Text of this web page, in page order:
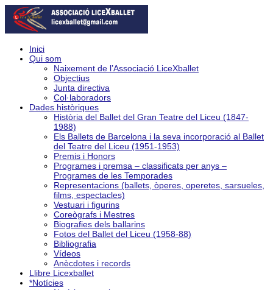
Inici
Qui som
Naixement de l’Associació LiceXballet
Objectius
Junta directiva
Col·laboradors
Dades històriques
Història del Ballet del Gran Teatre del Liceu (1847-
1988)
Els Ballets de Barcelona i la seva incorporació al Ballet
del Teatre del Liceu (1951-1953)
Premis i Honors
Programes i premsa – classificats per anys –
Programes de les Temporades
Representacions (ballets, òperes, operetes, sarsueles,
films, espectacles)
Vestuari i figurins
Coreògrafs i Mestres
Biografies dels ballarins
Fotos del Ballet del Liceu (1958-88)
Bibliografia
Vídeos
Anècdotes i records
Llibre Licexballet
*Notícies